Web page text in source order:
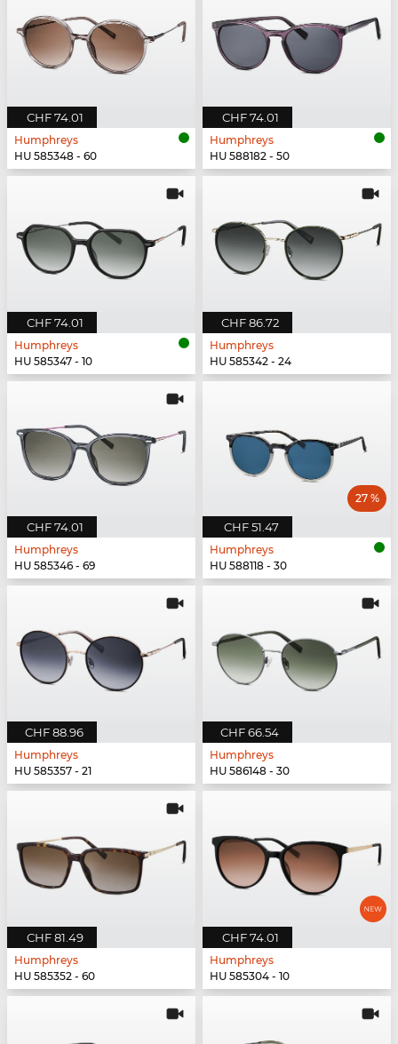
CHF 74.01
Humphreys
HU 585348 - 60
CHF 74.01
Humphreys
HU 588182 - 50
CHF 74.01
Humphreys
HU 585347 - 10
CHF 86.72
Humphreys
HU 585342 - 24
CHF 74.01
Humphreys
HU 585346 - 69
CHF 51.47
27 %
Humphreys
HU 588118 - 30
CHF 88.96
Humphreys
HU 585357 - 21
CHF 66.54
Humphreys
HU 586148 - 30
CHF 81.49
Humphreys
HU 585352 - 60
CHF 74.01
Humphreys
HU 585304 - 10